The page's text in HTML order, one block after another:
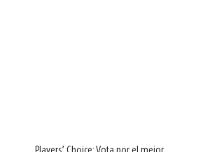
Players’ Choice: Vota por el mejor